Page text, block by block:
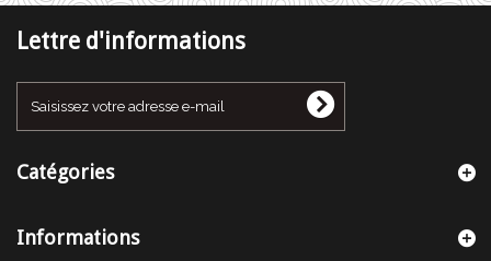
Lettre d'informations
Catégories
Informations